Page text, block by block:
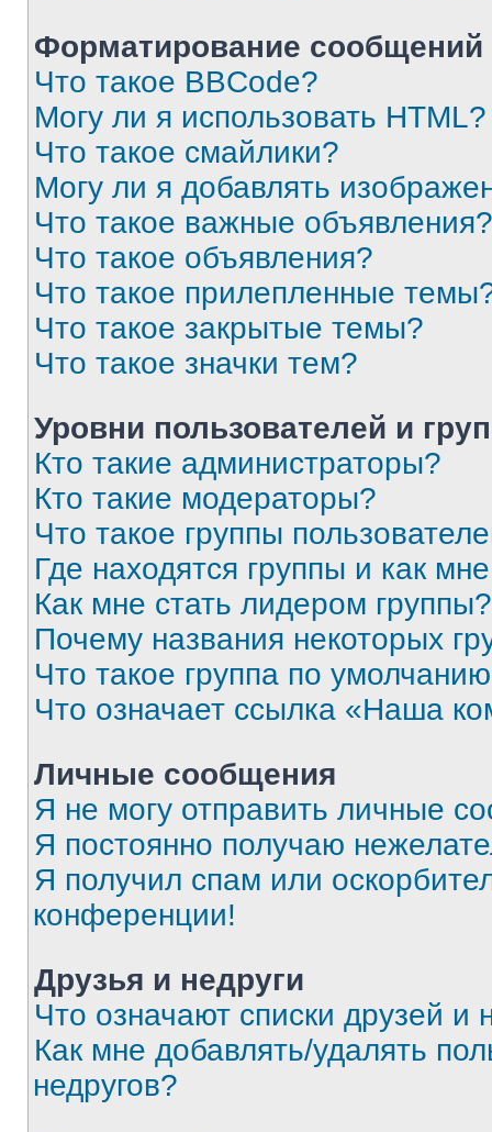
Форматирование
Что такое BBCode?
Могу ли я использовать HTML?
Что такое смайлики?
Могу ли я добавлять
Что такое важные объявления?
Что такое объявления?
Что такое прилепленные
Что такое закрытые темы?
Что такое значки тем?
Уровни пользователей и
Кто такие администраторы?
Кто такие модераторы?
Что такое группы
Где находятся группы и как
Как мне стать лидером группы?
Почему названия некоторых
Что такое группа по
Что означает ссылка «Наша
Личные сообщения
Я не могу отправить личные
Я постоянно получаю
Я получил спам или
конференции!
Друзья и недруги
Что означают списки друзей и
Как мне добавлять/удалять
недругов?